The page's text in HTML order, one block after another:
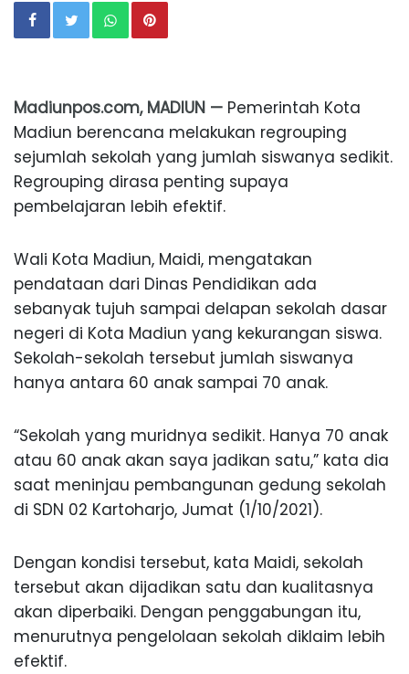
Madiunpos.com, MADIUN — Pemerintah Kota
Madiun berencana melakukan regrouping
sejumlah sekolah yang jumlah siswanya sedikit.
Regrouping dirasa penting supaya
pembelajaran lebih efektif.
Wali Kota Madiun, Maidi, mengatakan
pendataan dari Dinas Pendidikan ada
sebanyak tujuh sampai delapan sekolah dasar
negeri di Kota Madiun yang kekurangan siswa.
Sekolah-sekolah tersebut jumlah siswanya
hanya antara 60 anak sampai 70 anak.
“Sekolah yang muridnya sedikit. Hanya 70 anak
atau 60 anak akan saya jadikan satu,” kata dia
saat meninjau pembangunan gedung sekolah
di SDN 02 Kartoharjo, Jumat (1/10/2021).
Dengan kondisi tersebut, kata Maidi, sekolah
tersebut akan dijadikan satu dan kualitasnya
akan diperbaiki. Dengan penggabungan itu,
menurutnya pengelolaan sekolah diklaim lebih
efektif.